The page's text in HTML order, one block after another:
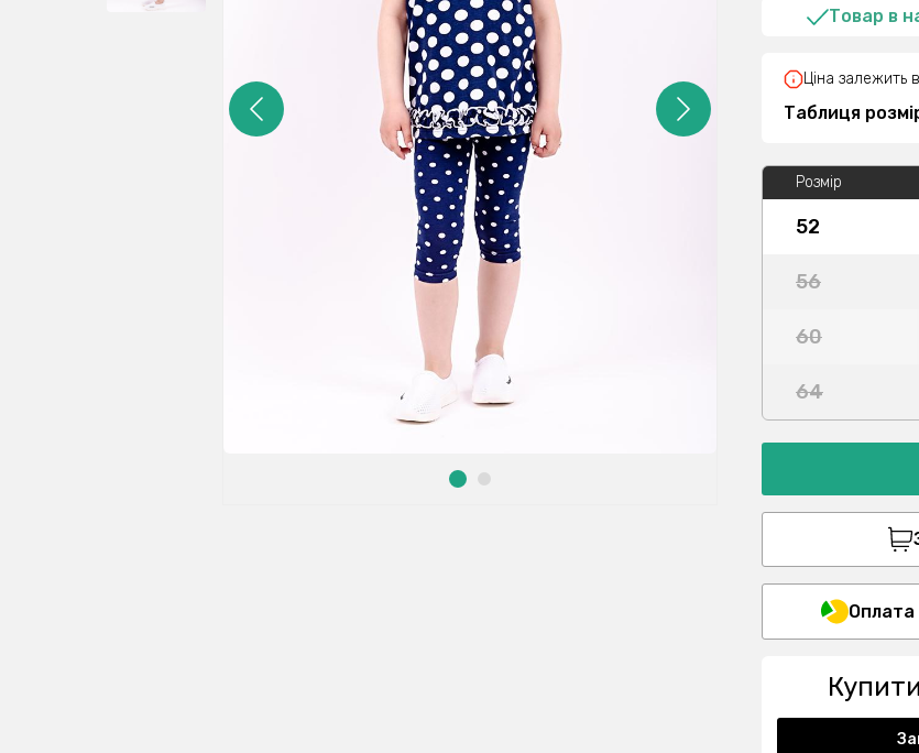
Товар в
Ціна залежить
Таблиця
Розмір
52
56
60
64